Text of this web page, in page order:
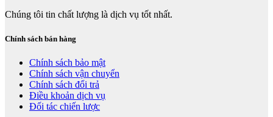
Chúng tôi tin chất lượng là dịch vụ tốt nhất.
Chính sách bán hàng
Chính sách bảo mật
Chính sách vận chuyển
Chính sách đổi trả
Điều khoản dịch vụ
Đối tác chiến lược